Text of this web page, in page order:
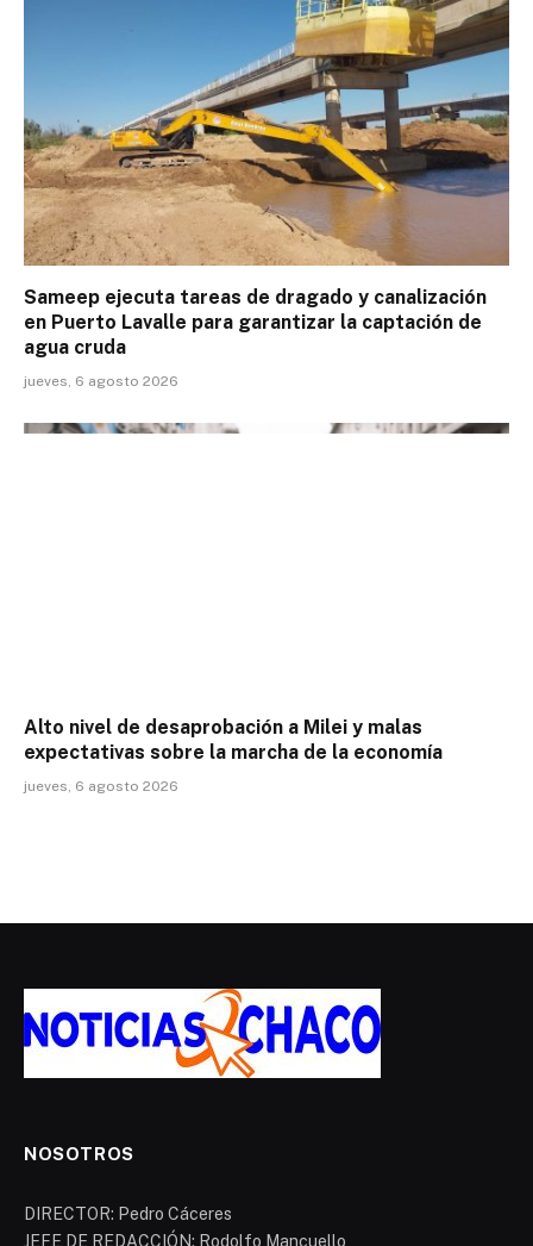
Sameep ejecuta tareas de dragado y canalización
en Puerto Lavalle para garantizar la captación de
agua cruda
jueves, 6 agosto 2026
Alto nivel de desaprobación a Milei y malas
expectativas sobre la marcha de la economía
jueves, 6 agosto 2026
NOSOTROS
DIRECTOR: Pedro Cáceres
JEFE DE REDACCIÓN: Rodolfo Mancuello